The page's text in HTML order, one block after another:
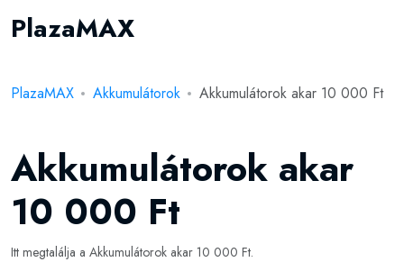
PlazaMAX
PlazaMAX Akkumulátorok Akkumulátorok akar 10 000 Ft
Akkumulátorok akar
10 000 Ft
Itt megtalálja a Akkumulátorok akar 10 000 Ft.